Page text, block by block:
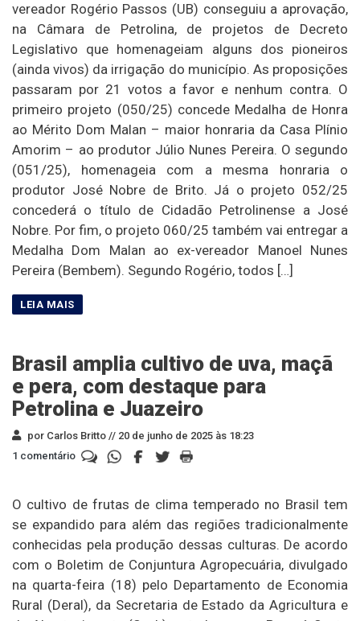
vereador Rogério Passos (UB) conseguiu a aprovação,
na Câmara de Petrolina, de projetos de Decreto
Legislativo que homenageiam alguns dos pioneiros
(ainda vivos) da irrigação do município. As proposições
passaram por 21 votos a favor e nenhum contra. O
primeiro projeto (050/25) concede Medalha de Honra
ao Mérito Dom Malan – maior honraria da Casa Plínio
Amorim – ao produtor Júlio Nunes Pereira. O segundo
(051/25), homenageia com a mesma honraria o
produtor José Nobre de Brito. Já o projeto 052/25
concederá o título de Cidadão Petrolinense a José
Nobre. Por fim, o projeto 060/25 também vai entregar a
Medalha Dom Malan ao ex-vereador Manoel Nunes
Pereira (Bembem). Segundo Rogério, todos […]
Brasil amplia cultivo de uva, maçã
e pera, com destaque para
Petrolina e Juazeiro
por Carlos Britto // 20 de junho de 2025 às 18:23
1 comentário
O cultivo de frutas de clima temperado no Brasil tem
se expandido para além das regiões tradicionalmente
conhecidas pela produção dessas culturas. De acordo
com o Boletim de Conjuntura Agropecuária, divulgado
na quarta-feira (18) pelo Departamento de Economia
Rural (Deral), da Secretaria de Estado da Agricultura e